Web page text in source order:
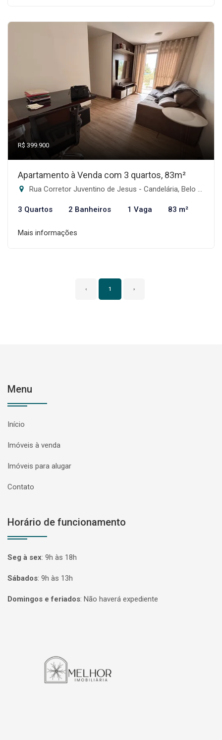
R$ 399.900
Apartamento à Venda com 3 quartos, 83m²
Rua Corretor Juventino de Jesus - Candelária, Belo Horizonte-MG
3 Quartos 2 Banheiros 1 Vaga 83 m²
Mais informações
‹ 1 ›
Menu
Início
Imóveis à venda
Imóveis para alugar
Contato
Horário de funcionamento
Seg à sex: 9h às 18h
Sábados: 9h às 13h
Domingos e feriados: Não haverá expediente